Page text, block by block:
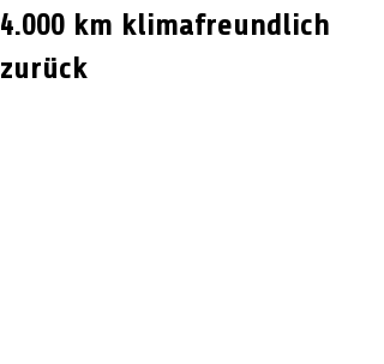
4.000 km klimafreundlich
zurück